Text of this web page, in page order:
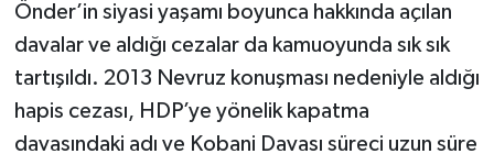
Önder’in siyasi yaşamı boyunca hakkında açılan
davalar ve aldığı cezalar da kamuoyunda sık sık
tartışıldı. 2013 Nevruz konuşması nedeniyle aldığı
hapis cezası, HDP’ye yönelik kapatma
davasındaki adı ve Kobani Davası süreci uzun süre